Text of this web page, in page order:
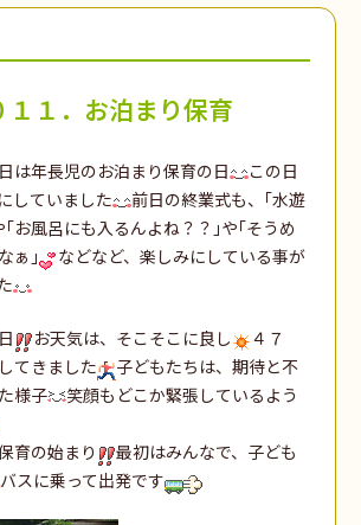
１１．お泊まり保育
は年長児のお泊まり保育の日
この日
していました
前日の終業式も、｢水遊
お風呂にも入るんよね？？｣や｢そうめ
ぁ｣
などなど、楽しみにしている事が
お天気は、そこそこに良し
４７
てきました
子どもたちは、期待と不
様子
笑顔もどこか緊張しているよう
育の始まり
最初はみんなで、子ども
バスに乗って出発です